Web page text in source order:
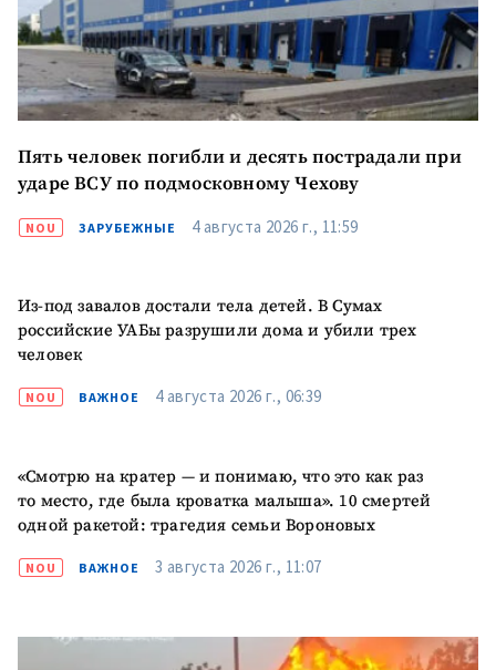
Пять человек погибли и десять пострадали при
ударе ВСУ по подмосковному Чехову
NOU ЗАРУБЕЖНЫЕ 4 августа 2026 г., 11:59
Из-под завалов достали тела детей. В Сумах
российские УАБы разрушили дома и убили трех
человек
NOU ВАЖНОЕ 4 августа 2026 г., 06:39
«Смотрю на кратер — и понимаю, что это как раз
то место, где была кроватка малыша». 10 смертей
одной ракетой: трагедия семьи Вороновых
NOU ВАЖНОЕ 3 августа 2026 г., 11:07